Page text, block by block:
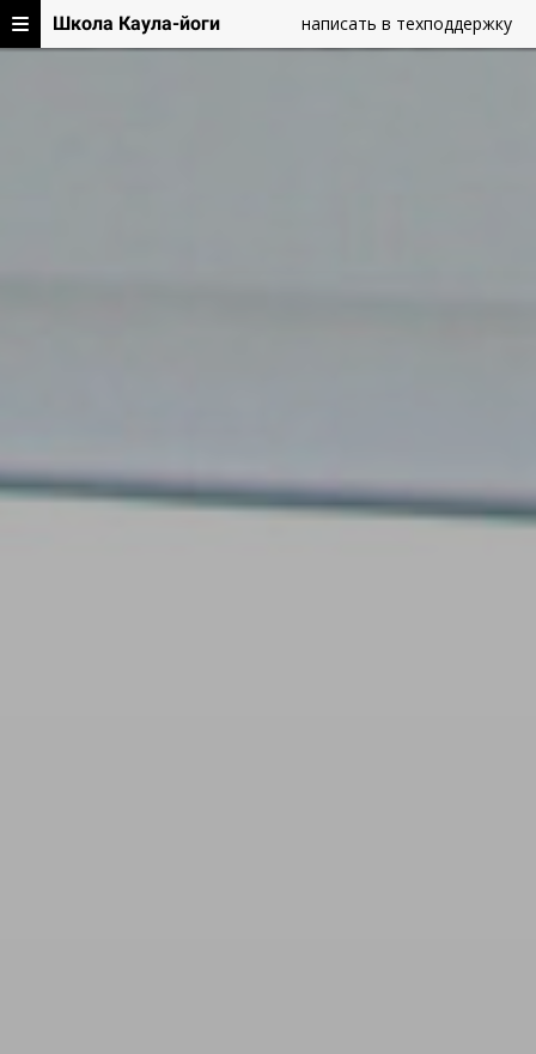
Школа Каула-йоги написать в техподдержку